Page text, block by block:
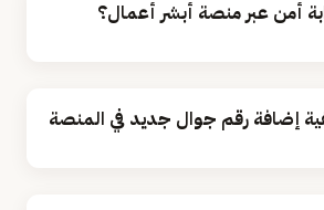
أمن عبر منصة أبشر أعمال؟
إضافة رقم جوال جديد في المنصة